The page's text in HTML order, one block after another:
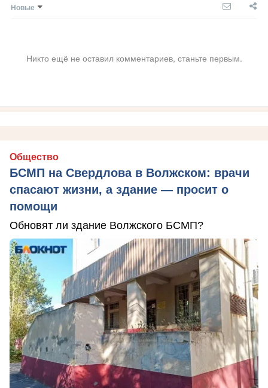
Новые
Никто ещё не оставил комментариев, станьте первым.
Общество
БСМП на Свердлова в Волжском: врачи
спасают жизни, а здание — просит о
помощи
Обновят ли здание Волжского БСМП?